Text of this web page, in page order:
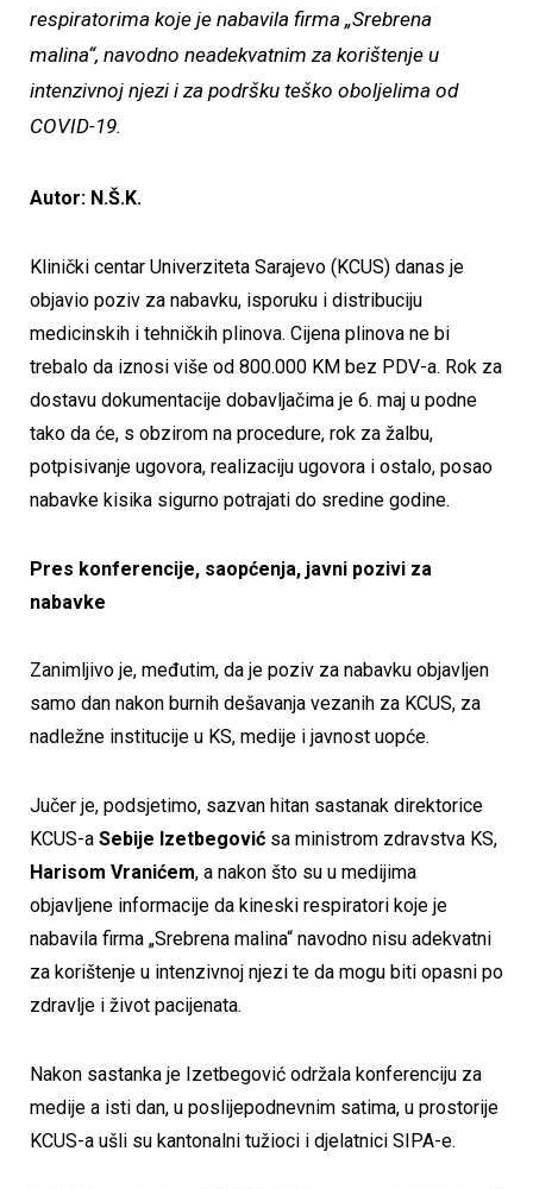
respiratorima koje je nabavila firma „Srebrena
malina“, navodno neadekvatnim za korištenje u
intenzivnoj njezi i za podršku teško oboljelima od
COVID-19.
Autor: N.Š.K.
Klinički centar Univerziteta Sarajevo (KCUS) danas je
objavio poziv za nabavku, isporuku i distribuciju
medicinskih i tehničkih plinova. Cijena plinova ne bi
trebalo da iznosi više od 800.000 KM bez PDV-a. Rok za
dostavu dokumentacije dobavljačima je 6. maj u podne
tako da će, s obzirom na procedure, rok za žalbu,
potpisivanje ugovora, realizaciju ugovora i ostalo, posao
nabavke kisika sigurno potrajati do sredine godine.
Pres konferencije, saopćenja, javni pozivi za
nabavke
Zanimljivo je, međutim, da je poziv za nabavku objavljen
samo dan nakon burnih dešavanja vezanih za KCUS, za
nadležne institucije u KS, medije i javnost uopće.
Jučer je, podsjetimo, sazvan hitan sastanak direktorice
KCUS-a Sebije Izetbegović sa ministrom zdravstva KS,
Harisom Vranićem, a nakon što su u medijima
objavljene informacije da kineski respiratori koje je
nabavila firma „Srebrena malina“ navodno nisu adekvatni
za korištenje u intenzivnoj njezi te da mogu biti opasni po
zdravlje i život pacijenata.
Nakon sastanka je Izetbegović održala konferenciju za
medije a isti dan, u poslijepodnevnim satima, u prostorije
KCUS-a ušli su kantonalni tužioci i djelatnici SIPA-e.